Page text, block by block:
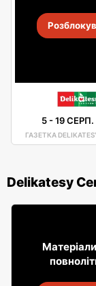
5-19 СЕРП.
ГАЗЕТКА
Delikatesy
26 99